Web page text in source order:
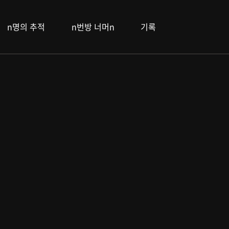
n명의 추적 n번방 너머n 기록